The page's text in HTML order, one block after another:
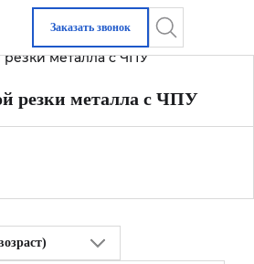
Заказать звонок
оборудование
металла с ЧПУ
резки металла с ЧПУ